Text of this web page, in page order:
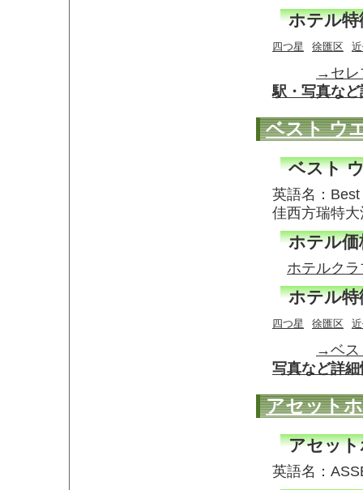
ホテル特
四つ星 徐匯区
→セレ
駅・写真な
ベスト ウ
ベスト
英語名：
佳西方瑞特大
ホテル価
ホテルク
ホテル特
四つ星 徐匯区
→ベス
写真など詳細
アセット
アセッ
英語名：